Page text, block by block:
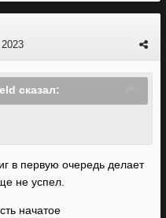
сказал:
в первую очередь делает
не успел.
начатое